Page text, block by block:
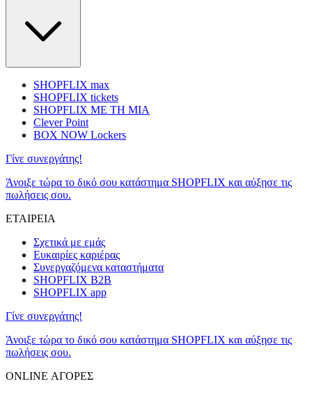
SHOPFLIX max
SHOPFLIX tickets
SHOPFLIX ΜΕ ΤΗ ΜΙΑ
Clever Point
BOX NOW Lockers
Γίνε συνεργάτης!
Άνοιξε τώρα το δικό σου κατάστημα SHOPFLIX και αύξησε τις
πωλήσεις σου.
ΕΤΑΙΡΕΙΑ
Σχετικά με εμάς
Ευκαιρίες καριέρας
Συνεργαζόμενα καταστήματα
SHOPFLIX B2B
SHOPFLIX app
Γίνε συνεργάτης!
Άνοιξε τώρα το δικό σου κατάστημα SHOPFLIX και αύξησε τις
πωλήσεις σου.
ONLINE ΑΓΟΡΕΣ